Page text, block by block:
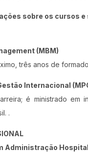
sobre os cursos
(MBM)
três anos de
Internacional
é ministrado em
.
Administração